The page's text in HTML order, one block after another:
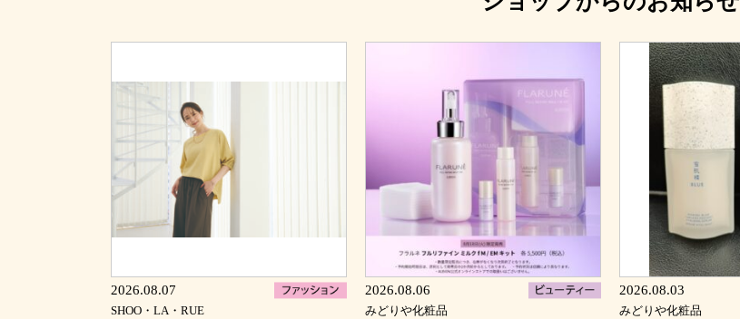
2026.08.07
SHOO・LA・RUE
2026.08.06
みどりや化粧品
2026.08.03
みどりや化粧品